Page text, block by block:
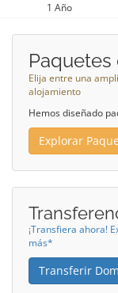
1 Año
Elija entre una
alojamiento
Hemos diseñado
Explorar
¡Transfiera ahora!
más*
Transferir